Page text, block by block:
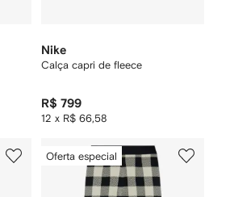
Nike
Calça capri de fleece
R$ 799
12 x R$ 66,58
Oferta especial